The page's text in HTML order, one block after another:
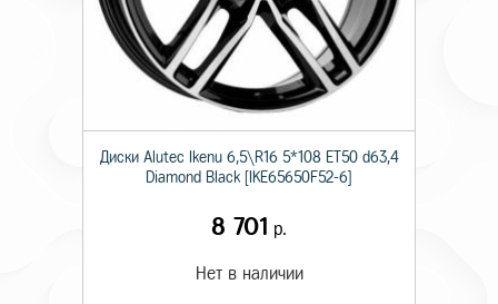
Диски Alutec Ikenu 6,5\R16 5*108 ET50 d63,4
Diamond Black [IKE65650F52-6]
8 701 р.
Нет в наличии